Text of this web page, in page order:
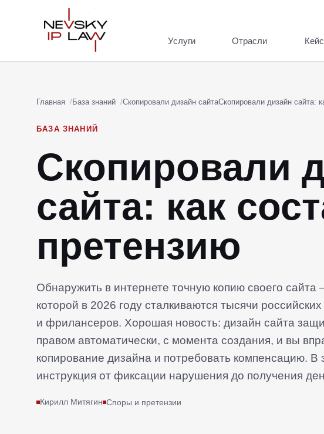
Услуги Отрасли
Главная База знаний Скопировали дизайн сайтаСкопировали дизайн сайта:
БАЗА ЗНАНИЙ
Скопировали
сайта: как
претензию
Обнаружить в интернете точную копию своего сайта
которой в 2026 году сталкиваются тысячи
и фрилансеров. Хорошая новость: дизайн сайта
правом автоматически, с момента создания, и вы
копирование дизайна и потребовать компенсацию. В
инструкция от фиксации нарушения до получения
Кирилл Митягин Споры и претензии